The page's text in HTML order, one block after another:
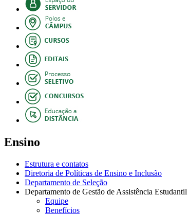
Ensino
Estrutura e contatos
Diretoria de Políticas de Ensino e Inclusão
Departamento de Seleção
Departamento de Gestão de Assistência Estudantil
Equipe
Benefícios